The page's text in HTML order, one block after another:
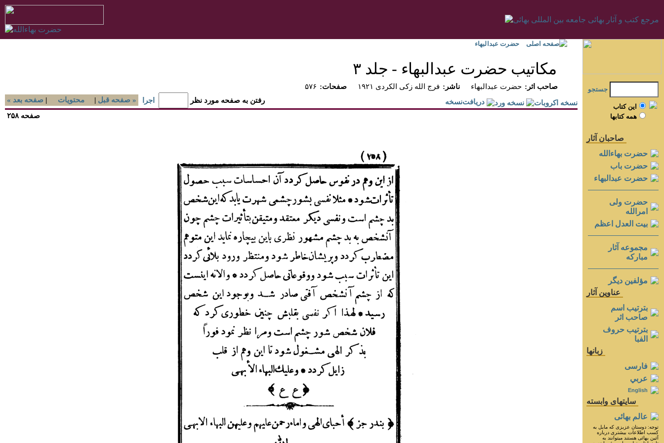
صفحه اصلی حضرت عبدالبهاء
مكاتيب حضرت عبدالبهاء - جلد ۳
۵۷۶ :صفحات فرج الله زکی الکردی ۱۹۲۱ :ناشر حضرت عبدالبهاء
:صاحب اثر
« صفحه بعد | محتويات | صفحه قبل » رفتن به صفحه مورد نظر اجرا
جستجو
اين کتاب
همه کتابها
صاحبان آثار
حضرت بهاءالله
حضرت باب
حضرت عبدالبهاء
حضرت ولی
امرالله
بيت العدل اعظم
مجموعه آثار
مباركه
مؤلفين ديگر
عناوين آثار
بترتيب اسم
صاحب اثر
بترتيب حروف
الفبا
زبانها
فارسی
عربي
English
سايتهای وابسته
عالم بهائی
توجه: دوستان عزيزى كه مايل به
كسب اطلاعات بيشترى درباره
آئين بهائى هستند ميتوانند به